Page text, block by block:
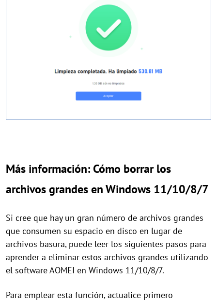
Más información: Cómo borrar los
archivos grandes en Windows 11/10/8/7
Si cree que hay un gran número de archivos grandes
que consumen su espacio en disco en lugar de
archivos basura, puede leer los siguientes pasos para
aprender a eliminar estos archivos grandes utilizando
el software AOMEI en Windows 11/10/8/7.
Para emplear esta función, actualice primero